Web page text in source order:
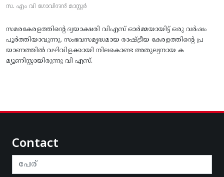
സ. എം വി ഗോവിന്ദൻ മാസ്റ്റർ
സമരകേരളത്തിൻ്റെ ദ്വയാക്ഷരി വിഎസ് ഓർമ്മയായിട്ട് ഒരു വർഷം
പൂർത്തിയാവുന്നു. സംഭവസമൃദ്ധമായ രാഷ്ട്രീയ കേരളത്തിന്റെ പ്ര
യാണത്തിൽ വഴിവിളക്കായി നിലകൊണ്ട അതുല്യനായ ക
മ്യൂണിസ്റ്റായിരുന്നു വി എസ്.
Contact